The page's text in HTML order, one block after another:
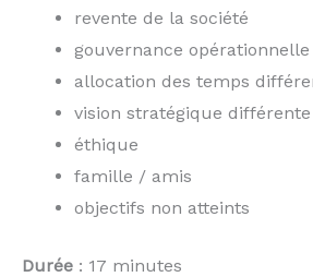
revente de la société
gouvernance opérationnelle
allocation des temps
vision stratégique différente
éthique
famille / amis
objectifs non atteints
Durée : 17 minutes